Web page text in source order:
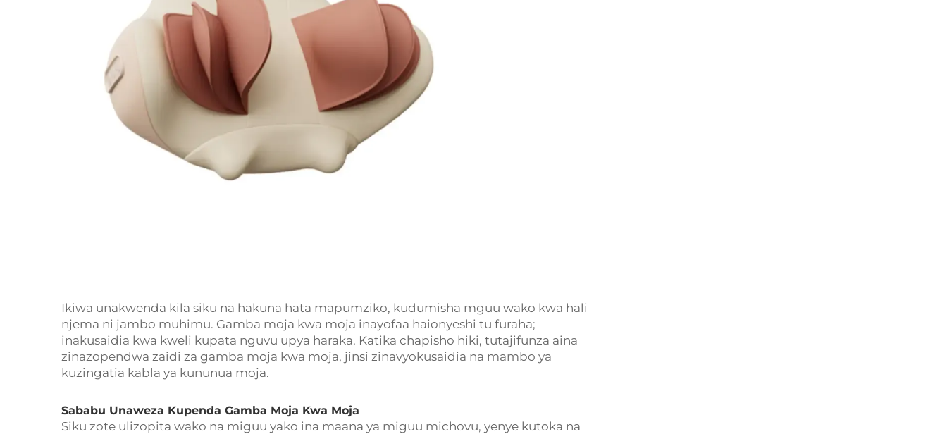
Ikiwa unakwenda kila siku na hakuna hata mapumziko, kudumisha mguu wako kwa hali
njema ni jambo muhimu. Gamba moja kwa moja inayofaa haionyeshi tu furaha;
inakusaidia kwa kweli kupata nguvu upya haraka. Katika chapisho hiki, tutajifunza aina
zinazopendwa zaidi za gamba moja kwa moja, jinsi zinavyokusaidia na mambo ya
kuzingatia kabla ya kununua moja.
Sababu Unaweza Kupenda Gamba Moja Kwa Moja
Siku zote ulizopita wako na miguu yako ina maana ya miguu michovu, yenye kutoka na